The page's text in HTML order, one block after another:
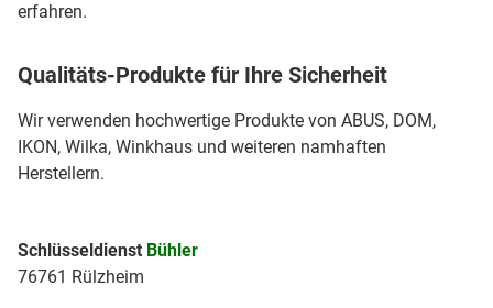
erfahren.
Qualitäts-Produkte für Ihre Sicherheit
Wir verwenden hochwertige Produkte von ABUS, DOM,
IKON, Wilka, Winkhaus und weiteren namhaften
Herstellern.
Schlüsseldienst Bühler
76761 Rülzheim